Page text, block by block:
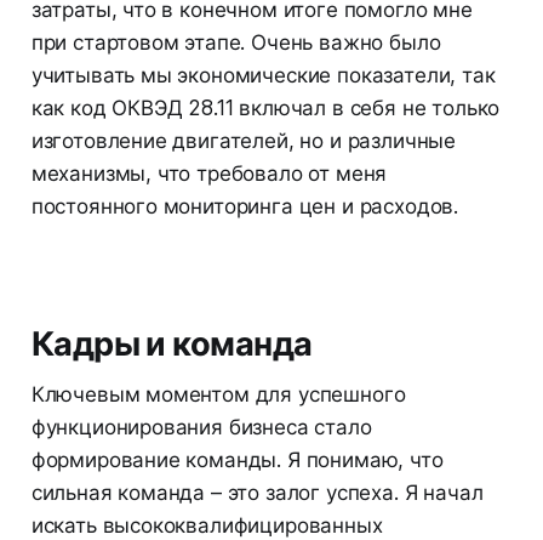
затраты, что в конечном итоге помогло мне
при стартовом этапе. Очень важно было
учитывать мы экономические показатели, так
как код ОКВЭД 28.11 включал в себя не только
изготовление двигателей, но и различные
механизмы, что требовало от меня
постоянного мониторинга цен и расходов.
Кадры и команда
Ключевым моментом для успешного
функционирования бизнеса стало
формирование команды. Я понимаю, что
сильная команда – это залог успеха. Я начал
искать высококвалифицированных